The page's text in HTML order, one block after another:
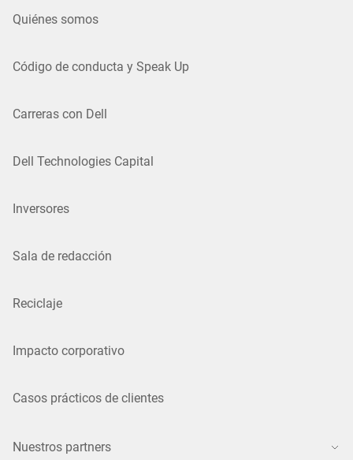
Quiénes somos
Código de conducta y Speak Up
Carreras con Dell
Dell Technologies Capital
Inversores
Sala de redacción
Reciclaje
Impacto corporativo
Casos prácticos de clientes
Nuestros partners